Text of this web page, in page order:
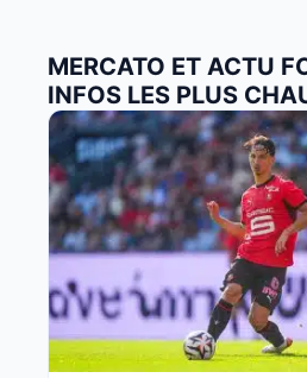
MERCATO ET ACTU
INFOS LES PLUS